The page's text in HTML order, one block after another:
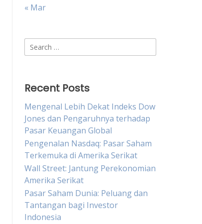
« Mar
Search
for:
Recent Posts
Mengenal Lebih Dekat Indeks Dow
Jones dan Pengaruhnya terhadap
Pasar Keuangan Global
Pengenalan Nasdaq: Pasar Saham
Terkemuka di Amerika Serikat
Wall Street: Jantung Perekonomian
Amerika Serikat
Pasar Saham Dunia: Peluang dan
Tantangan bagi Investor
Indonesia